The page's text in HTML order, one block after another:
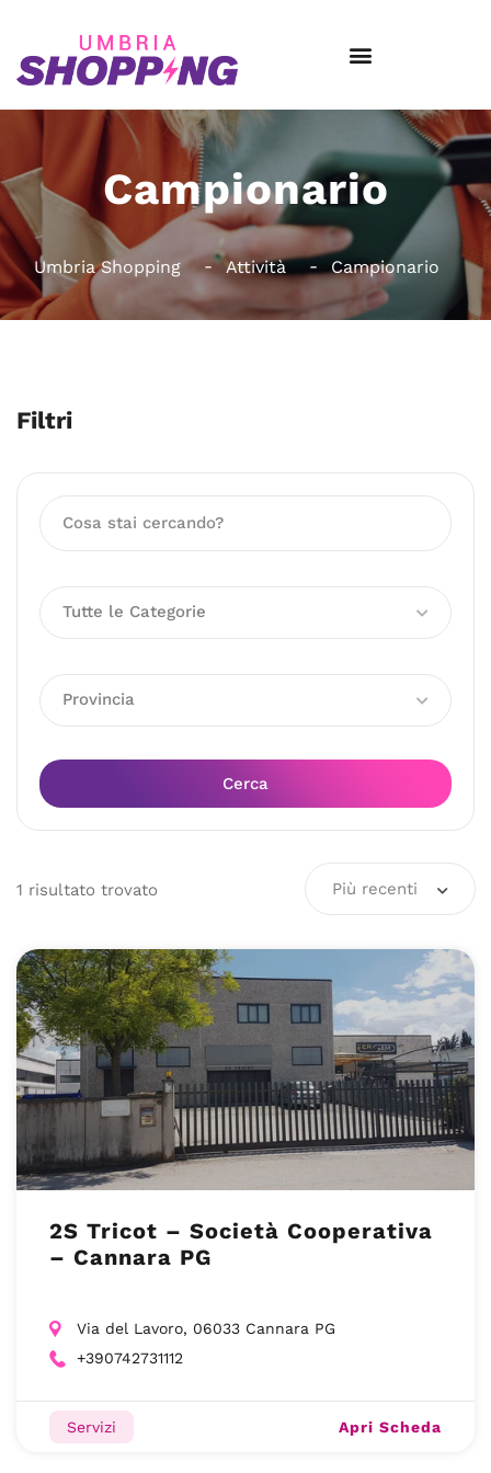
Campionario
Umbria Shopping Attività Campionario
Filtri
Tutte le Categorie
Provincia
Cerca
1 risultato trovato Più recenti
2S Tricot – Società Cooperativa
– Cannara PG
Via del Lavoro, 06033 Cannara PG
+390742731112
Servizi Apri Scheda